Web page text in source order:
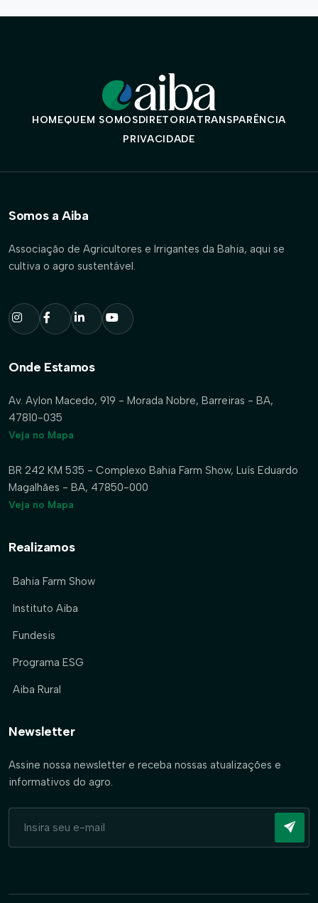
HOMEQUEM SOMOSDIRETORIATRANSPARÊNCIA
PRIVACIDADE
Somos a Aiba
Associação de Agricultores e Irrigantes da Bahia, aqui se
cultiva o agro sustentável.
Onde Estamos
Av. Aylon Macedo, 919 - Morada Nobre, Barreiras - BA,
47810-035
Veja no Mapa
BR 242 KM 535 - Complexo Bahia Farm Show, Luís Eduardo
Magalhães - BA, 47850-000
Veja no Mapa
Realizamos
Bahia Farm Show
Instituto Aiba
Fundesis
Programa ESG
Aiba Rural
Newsletter
Assine nossa newsletter e receba nossas atualizações e
informativos do agro.